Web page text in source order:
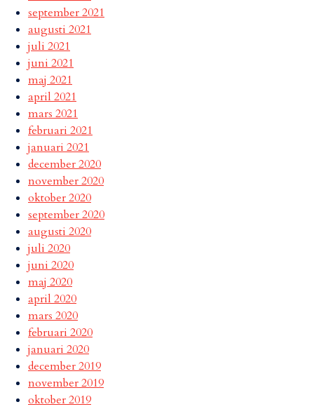
september 2021
augusti 2021
juli 2021
juni 2021
maj 2021
april 2021
mars 2021
februari 2021
januari 2021
december 2020
november 2020
oktober 2020
september 2020
augusti 2020
juli 2020
juni 2020
maj 2020
april 2020
mars 2020
februari 2020
januari 2020
december 2019
november 2019
oktober 2019